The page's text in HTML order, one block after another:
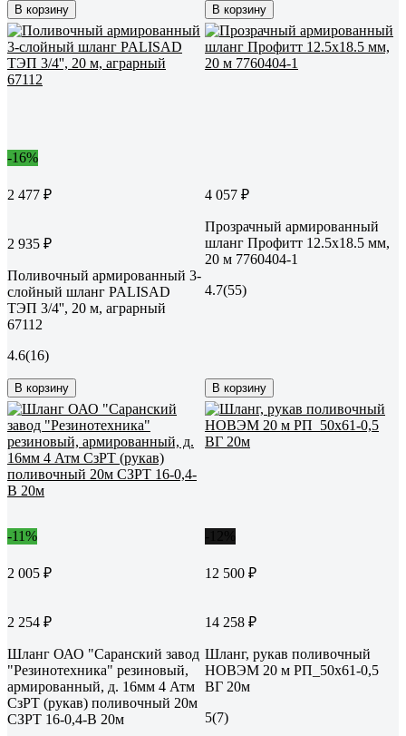
В корзину В корзину
-16%
2 477 ₽
2 935 ₽
Поливочный армированный 3-
слойный шланг PALISAD
ТЭП 3/4'', 20 м, аграрный
67112
4.6(16)
В корзину
4 057 ₽
Прозрачный армированный
шланг Профитт 12.5х18.5 мм,
20 м 7760404-1
4.7(55)
В корзину
-11%
2 005 ₽
2 254 ₽
Шланг ОАО "Саранский завод
"Резинотехника" резиновый,
армированный, д. 16мм 4 Атм
СзРТ (рукав) поливочный 20м
СЗРТ 16-0,4-В 20м
12 500 ₽
14 258 ₽
Шланг, рукав поливочный
НОВЭМ 20 м РП_50х61-0,5
ВГ 20м
5(7)